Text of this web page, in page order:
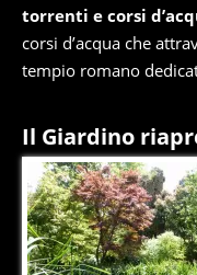
torrenti e corsi
corsi d’acqua che
tempio romano
Il Giardino